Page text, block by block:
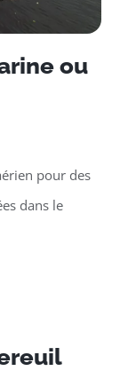
ou
pour des
dans le